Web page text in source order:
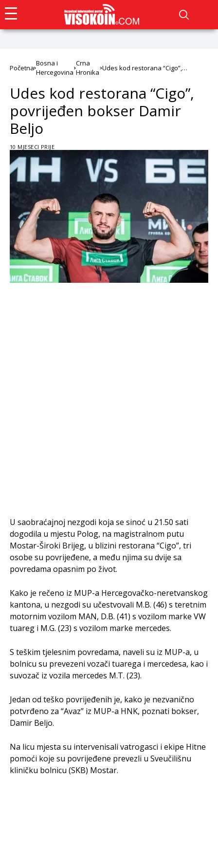
Početna
Bosna i
Hercegovina
Crna
Hronika
Udes kod restorana “Cigo”,
Udes kod restorana “Cigo”,
povrijeđen bokser Damir
Beljo
10 MJESECI PRIJE
U saobraćajnoj nezgodi koja se sinoć u 21.50 sati
dogodila u mjestu Polog, na magistralnom putu
Mostar-Široki Brijeg, u blizini restorana “Cigo”, tri
osobe su povrijeđene, a među njima su dvije sa
povredama opasnim po život.
Kako je rečeno iz MUP-a Hercegovačko-neretvanskog
kantona, u nezgodi su učestvovali M.B. (46) s teretnim
motornim vozilom MAN, D.B. (41) s vozilom marke VW
tuareg i M.G. (23) s vozilom marke mercedes.
S teškim tjelesnim povredama, naveli su iz MUP-a, u
bolnicu su prevezeni vozači tuarega i mercedesa, kao i
suvozač iz vozila mercedes M.T. (23).
Jedan od teško povrijeđenih je, kako je nezvanično
potvrđeno za “Avaz” iz MUP-a HNK, poznati bokser,
Damir Beljo.
Na licu mjesta su intervenisali vatrogasci i ekipe Hitne
pomoći koje su povrijeđene prevezli u Sveučilišnu
kliničku bolnicu (SKB) Mostar.